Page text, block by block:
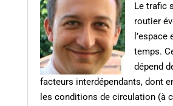
Le trafic
routier
l’espace
temps.
dépend
facteurs interdépendants, dont
les conditions de circulation (à